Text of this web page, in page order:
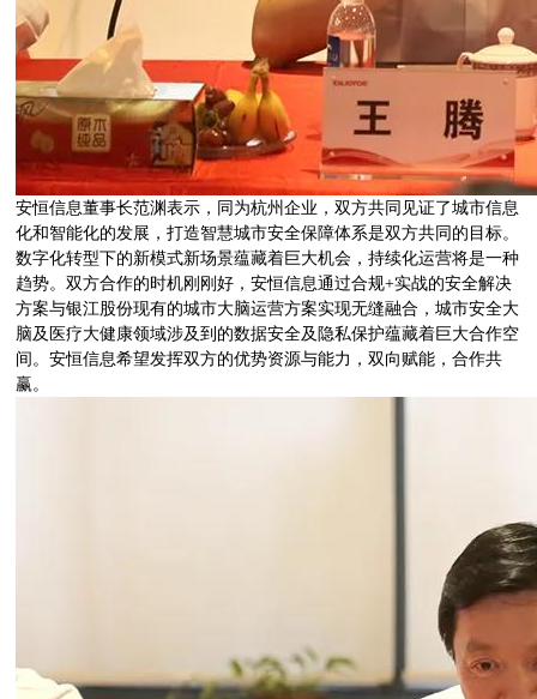
安恒信息董事长范渊表示，同为杭州企业，双方共同见证了城市信息
化和智能化的发展，打造智慧城市安全保障体系是双方共同的目标。
数字化转型下的新模式新场景蕴藏着巨大机会，持续化运营将是一种
趋势。双方合作的时机刚刚好，安恒信息通过合规+实战的安全解决
方案与银江股份现有的城市大脑运营方案实现无缝融合，城市安全大
脑及医疗大健康领域涉及到的数据安全及隐私保护蕴藏着巨大合作空
间。安恒信息希望发挥双方的优势资源与能力，双向赋能，合作共
赢。